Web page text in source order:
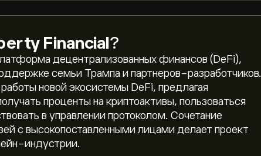
Financial?
децентрализованных финансов (DeFi),
семьи Трампа и партнеров-разработчиков.
новой экосистемы DeFi, предлагая
проценты на криптоактивы, пользоваться
в управлении протоколом. Сочетание
с высокопоставленными лицами делает проект
индустрии.